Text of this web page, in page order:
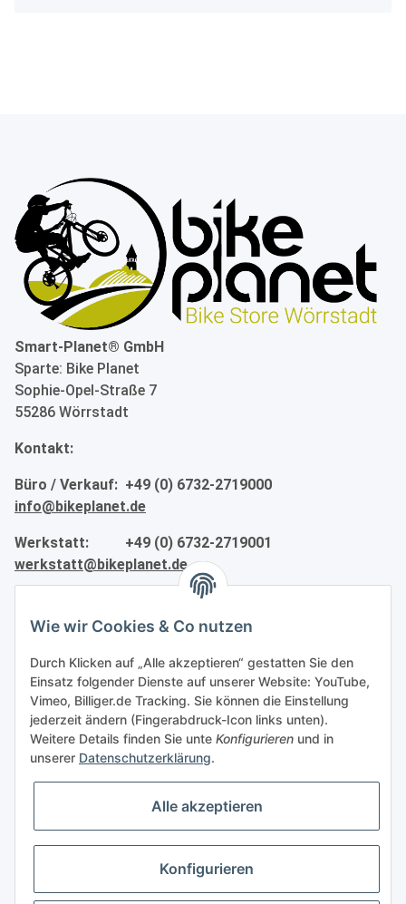
Smart-Planet® GmbH
Sparte: Bike Planet
Sophie-Opel-Straße 7
55286 Wörrstadt
Kontakt:
Büro / Verkauf: +49 (0) 6732-2719000
info@bikeplanet.de
Werkstatt: +49 (0) 6732-2719001
werkstatt@bikeplanet.de
Partner
Vertrag widerrufen
Wie wir Cookies & Co nutzen
Durch Klicken auf „Alle akzeptieren“ gestatten Sie den
Einsatz folgender Dienste auf unserer Website: YouTube,
Vimeo, Billiger.de Tracking. Sie können die Einstellung
jederzeit ändern (Fingerabdruck-Icon links unten).
Weitere Details finden Sie unte Konfigurieren und in
unserer Datenschutzerklärung.
Alle akzeptieren
Konfigurieren